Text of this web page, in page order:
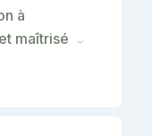
à
maîtrisé ⌄